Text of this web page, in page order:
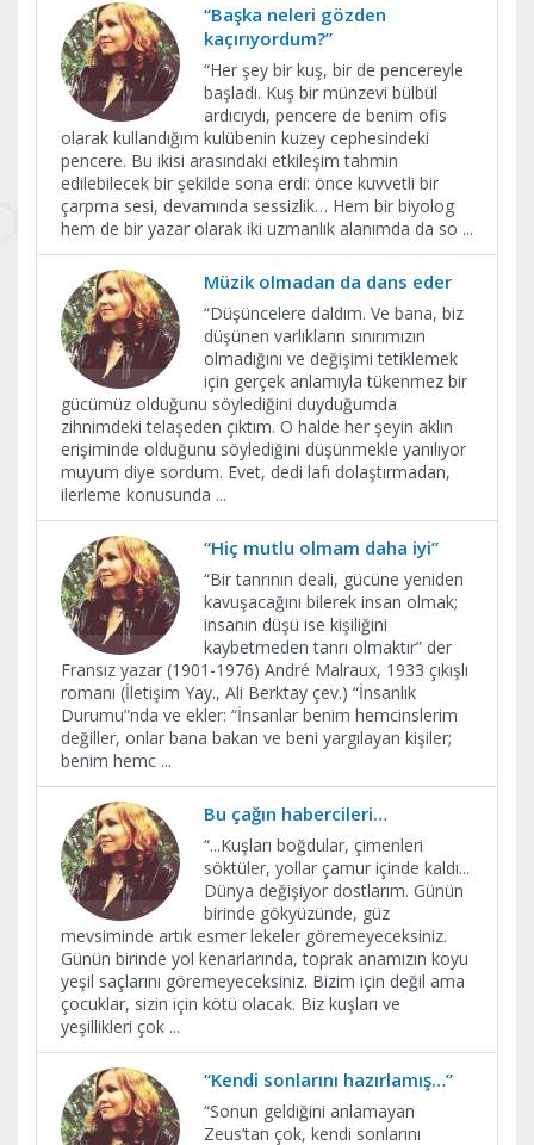
“Başka neleri gözden
kaçırıyordum?”
“Her şey bir kuş, bir de pencereyle
başladı. Kuş bir münzevi bülbül
ardıcıydı, pencere de benim ofis
olarak kullandığım kulübenin kuzey cephesindeki
pencere. Bu ikisi arasındaki etkileşim tahmin
edilebilecek bir şekilde sona erdi: önce kuvvetli bir
çarpma sesi, devamında sessizlik… Hem bir biyolog
hem de bir yazar olarak iki uzmanlık alanımda da so ...
Müzik olmadan da dans eder
“Düşüncelere daldım. Ve bana, biz
düşünen varlıkların sınırımızın
olmadığını ve değişimi tetiklemek
için gerçek anlamıyla tükenmez bir
gücümüz olduğunu söylediğini duyduğumda
zihnimdeki telaşeden çıktım. O halde her şeyin aklın
erişiminde olduğunu söylediğini düşünmekle yanılıyor
muyum diye sordum. Evet, dedi lafı dolaştırmadan,
ilerleme konusunda ...
“Hiç mutlu olmam daha iyi”
“Bir tanrının deali, gücüne yeniden
kavuşacağını bilerek insan olmak;
insanın düşü ise kişiliğini
kaybetmeden tanrı olmaktır” der
Fransız yazar (1901-1976) André Malraux, 1933 çıkışlı
romanı (İletişim Yay., Ali Berktay çev.) “İnsanlık
Durumu”nda ve ekler: “İnsanlar benim hemcinslerim
değiller, onlar bana bakan ve beni yargılayan kişiler;
benim hemc ...
Bu çağın habercileri…
“...Kuşları boğdular, çimenleri
söktüler, yollar çamur içinde kaldı...
Dünya değişiyor dostlarım. Günün
birinde gökyüzünde, güz
mevsiminde artık esmer lekeler göremeyeceksiniz.
Günün birinde yol kenarlarında, toprak anamızın koyu
yeşil saçlarını göremeyeceksiniz. Bizim için değil ama
çocuklar, sizin için kötü olacak. Biz kuşları ve
yeşillikleri çok ...
“Kendi sonlarını hazırlamış…”
“Sonun geldiğini anlamayan
Zeus’tan çok, kendi sonlarını